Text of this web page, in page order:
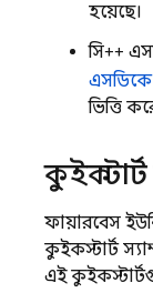
হয়েছে।
সি++
এসডিকে
ভিত্তি
ফায়ারবেস
কুইকস্টার্ট
এই